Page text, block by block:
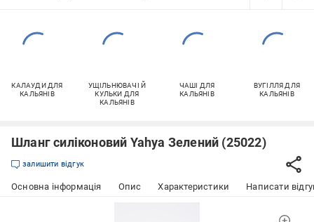
КАЛАУДИ ДЛЯ
КАЛЬЯНІВ
УЩІЛЬНЮВАЧІ Й
КУЛЬКИ ДЛЯ
КАЛЬЯНІВ
ЧАШІ ДЛЯ
КАЛЬЯНІВ
ВУГІЛЛЯ ДЛЯ
КАЛЬЯНІВ
Шланг силіконовий Yahya Зелений (25022)
залишити відгук
Основна інформація Опис Характеристики Написати